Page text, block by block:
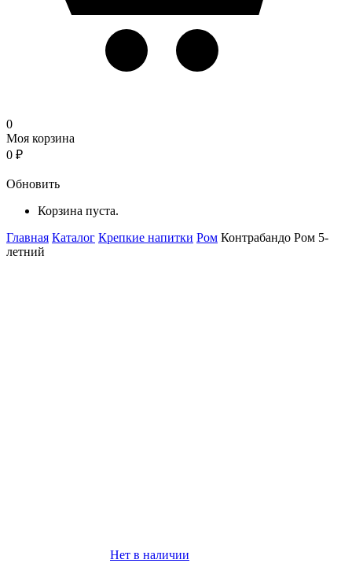
0
Моя корзина
0 ₽
Обновить
Корзина пуста.
Главная Каталог Крепкие напитки Ром Контрабандо Ром 5-
летний
Нет в наличии